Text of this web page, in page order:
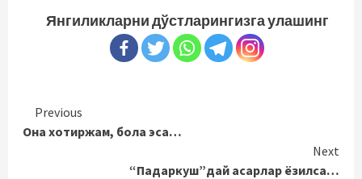
Янгиликларни дўстларингизга улашинг
Continue
Reading
Previous
Она хотиржам, бола эса…
Next
“Падаркуш”дай асарлар ёзилса…